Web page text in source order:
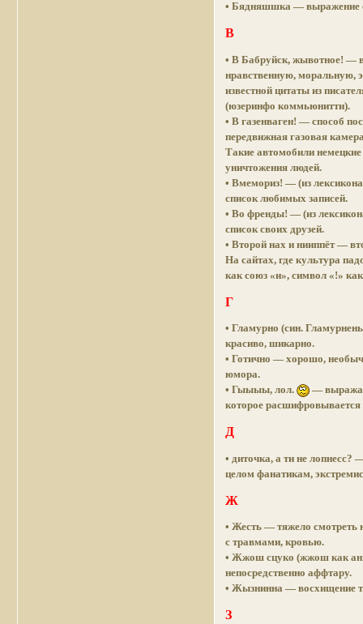
• Бядняшшка — выражение
В
• В Бабруйск, жывотное! —
нравственную, моральную,
известной цитаты из
(юзеринфо коммьюнитти).
• В газенваген! — способ
передвижная газовая
Такие автомобили
уничтожения людей.
• Вмемориз! — (из
список любимых записей.
• Во френды! — (из
список своих друзей.
• Второй нах и нииппёт —
На сайтах, где культура
как союз «и», символ «!»
Г
• Гламурно (син.
красиво, шикарно.
• Готично — хорошо,
юмора.
• Гыыыы, лол.
—
которое
Д
• диточка, а ти не
целом фанатикам,
Ж
• Жесть — тяжело смотреть
с травмами, кровью.
• Жжош сцуко (жжош как
непосредственно аффтару.
• Жызнинна — восхищение
З